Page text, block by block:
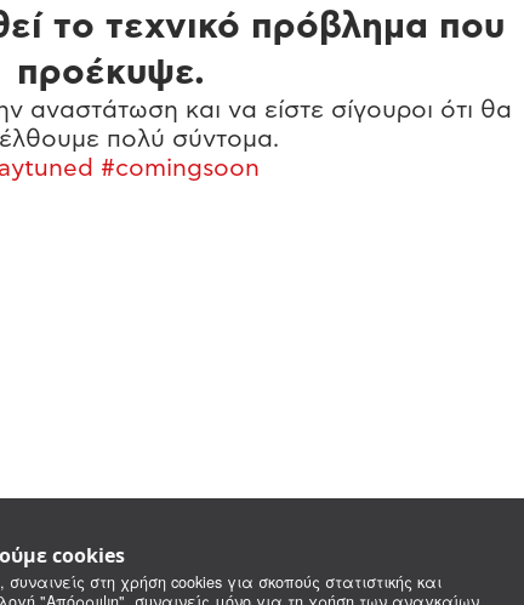
cookies
στη χρήση cookies για σκοπούς στατιστικής και
το τεχνικό πρόβλημα που
προέκυψε.
αναστάτωση και να είστε σίγουροι ότι θα
πολύ σύντομα.
#comingsoon